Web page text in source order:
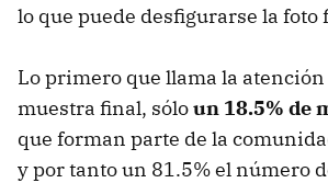
lo que puede desfigurarse la foto
Lo primero que llama la atención
muestra final, sóloun 18.5% de
que forman parte de la
y por tanto un 81.5% el número